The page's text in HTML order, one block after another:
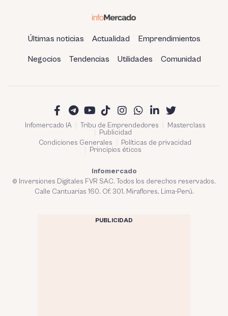
Últimas noticias Actualidad Emprendimientos
Negocios Tendencias Utilidades Comunidad
Infomercado IA Tribu de Emprendedores
Masterclass
Publicidad
Condiciones Generales
Políticas de privacidad
Principios éticos
Infomercado
© Inversiones Digitales FVR SAC. Todos los derechos reservados.
Calle Cantuarias 160. Of. 301. Miraflores, Lima-Perú.
PUBLICIDAD